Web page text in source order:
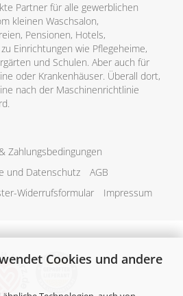
Cookies und andere
Partner für alle gewerblichen
kleinen Waschsalon,
Pensionen, Hotels,
Einrichtungen wie Pflegeheime,
und Schulen. Aber auch für
oder Krankenhäuser. Überall dort,
nach der Maschinenrichtlinie
Zahlungsbedingungen
und Datenschutz
AGB
Widerrufsformular
Impressum